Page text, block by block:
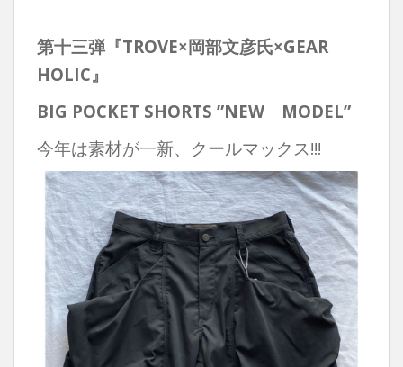
第十三弾『TROVE×岡部文彦氏×GEAR
HOLIC』
BIG POCKET SHORTS ”NEW MODEL”
今年は素材が一新、クールマックス!!!